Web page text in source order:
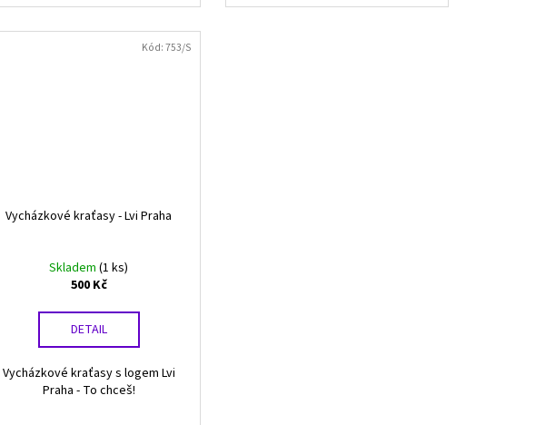
Vycházkové kraťasy - Lvi Praha
Skladem(1 ks)
500 Kč
DETAIL
Vycházkové kraťasy s logem Lvi
Praha - To chceš!
Kód:753/S